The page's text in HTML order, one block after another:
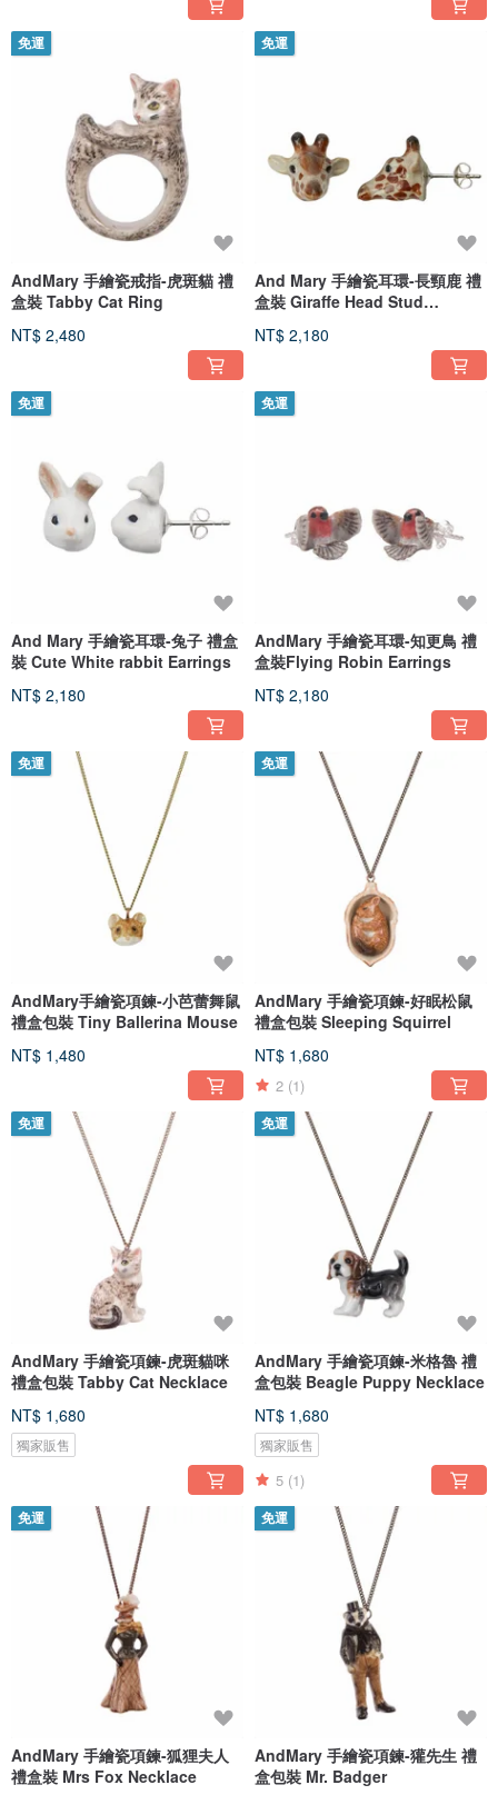
免運
AndMary 手繪瓷戒指-虎斑貓 禮
盒裝 Tabby Cat Ring
NT$ 2,480
免運
And Mary 手繪瓷耳環-長頸鹿 禮
盒裝 Giraffe Head Stud
NT$ 2,180
免運
And Mary 手繪瓷耳環-兔子 禮盒
裝 Cute White rabbit Earrings
NT$ 2,180
免運
AndMary 手繪瓷耳環-知更鳥 禮
盒裝Flying Robin Earrings
NT$ 2,180
免運
AndMary手繪瓷項鍊-小芭蕾舞鼠
禮盒包裝 Tiny Ballerina Mouse
NT$ 1,480
免運
AndMary 手繪瓷項鍊-好眠松鼠
禮盒包裝 Sleeping Squirrel
NT$ 1,680
2 (1)
免運
AndMary 手繪瓷項鍊-虎斑貓咪
禮盒包裝 Tabby Cat Necklace
NT$ 1,680
獨家販售
免運
AndMary 手繪瓷項鍊-米格魯 禮
盒包裝 Beagle Puppy Necklace
NT$ 1,680
獨家販售
5 (1)
免運
AndMary 手繪瓷項鍊-狐狸夫人
禮盒裝 Mrs Fox Necklace
免運
AndMary 手繪瓷項鍊-獾先生 禮
盒包裝 Mr. Badger